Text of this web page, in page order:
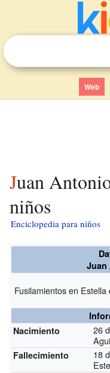
Web
Juan Antonio Guergué para
niños
Enciclopedia para niños
Juan
Fusilamientos en
Nacimiento
26
Fallecimiento
18